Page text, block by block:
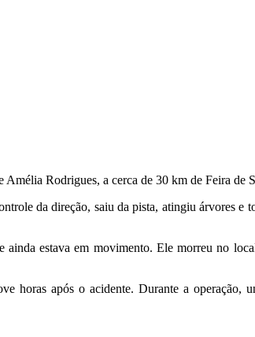
Rodrigues, a cerca de 30 km de Feira de
da direção, saiu da pista, atingiu árvores e
estava em movimento. Ele morreu no
horas após o acidente. Durante a operação,